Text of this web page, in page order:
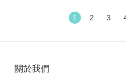
1 2 3
關於我們